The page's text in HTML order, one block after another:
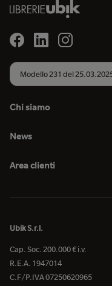
Modello 231 del
Chi siamo
News
Area clienti
Ubik S.r.l.
Cap. Soc. 200.000 € i.v.
R.E.A. 1947014
C.F/P.IVA 07250620965